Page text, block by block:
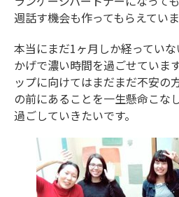
週話す機会も作ってもらえていま
本当にまだ1ヶ月しか経ってい
かげで濃い時間を過ごせていま
ップに向けてはまだまだ不安の
の前にあることを一生懸命こな
過ごしていきたいです。